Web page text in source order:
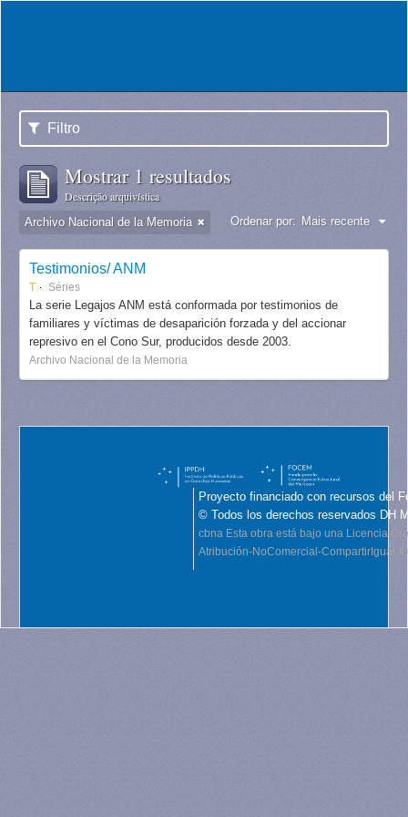
Filtro
Mostrar 1 resultados
Descrição arquivística
Archivo Nacional de la Memoria Ordenar por: Mais recente
Testimonios/ ANM
T Séries
La serie Legajos ANM está conformada por testimonios de
familiares y víctimas de desaparición forzada y del accionar
represivo en el Cono Sur, producidos desde 2003.
Archivo Nacional de la Memoria
Proyecto financiado con recursos del
© Todos los derechos reservados DH
cbna Esta obra está bajo una Licencia
Atribución-NoComercial-CompartirIgual